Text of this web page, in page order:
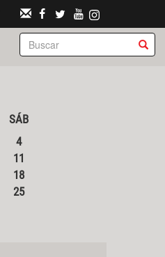
SÁB
4
11
18
25